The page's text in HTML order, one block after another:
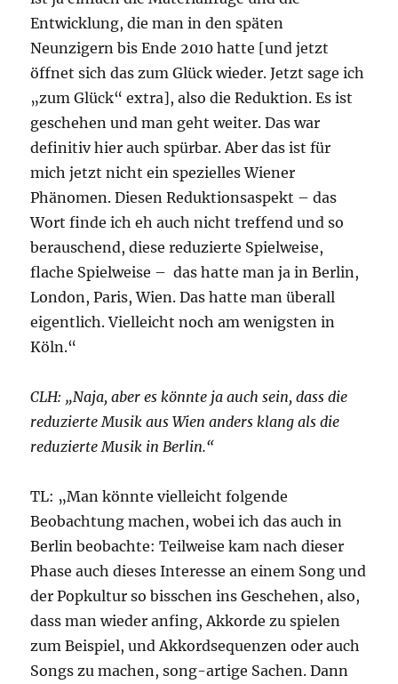
Entwicklung, die man in den späten
Neunzigern bis Ende 2010 hatte [und jetzt
öffnet sich das zum Glück wieder. Jetzt sage ich
„zum Glück“ extra], also die Reduktion. Es ist
geschehen und man geht weiter. Das war
definitiv hier auch spürbar. Aber das ist für
mich jetzt nicht ein spezielles Wiener
Phänomen. Diesen Reduktionsaspekt – das
Wort finde ich eh auch nicht treffend und so
berauschend, diese reduzierte Spielweise,
flache Spielweise – das hatte man ja in Berlin,
London, Paris, Wien. Das hatte man überall
eigentlich. Vielleicht noch am wenigsten in
Köln.“
CLH: „Naja, aber es könnte ja auch sein, dass die
reduzierte Musik aus Wien anders klang als die
reduzierte Musik in Berlin.“
TL: „Man könnte vielleicht folgende
Beobachtung machen, wobei ich das auch in
Berlin beobachte: Teilweise kam nach dieser
Phase auch dieses Interesse an einem Song und
der Popkultur so bisschen ins Geschehen, also,
dass man wieder anfing, Akkorde zu spielen
zum Beispiel, und Akkordsequenzen oder auch
Songs zu machen, song-artige Sachen. Dann